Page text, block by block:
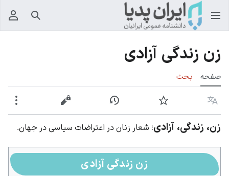
جستجو
زن زندگی آزادی
صفحه بحث
زبان پیگیری نمایش تاریخچهنمایش مبدأ
زن، زندگی، آزادی؛ شعار زنان در اعتراضات سیاسی در جهان.
زن زندگی آزادی